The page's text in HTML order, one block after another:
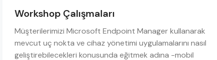
Workshop Çalışmaları
Müşterilerimizi Microsoft Endpoint Manager kullanarak
mevcut uç nokta ve cihaz yönetimi uygulamalarını nasıl
geliştirebilecekleri konusunda eğitmek adına -mobil